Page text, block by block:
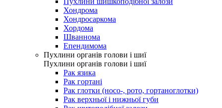
Хондрома
Хондросаркома
Хордома
Шваннома
Епендимома
Пухлини органів голови і шиї
Пухлини органів голови і шиї
Рак язика
Рак гортані
Рак глотки (носо-, рото, гортаноглотки)
Рак верхньої і нижньої губи